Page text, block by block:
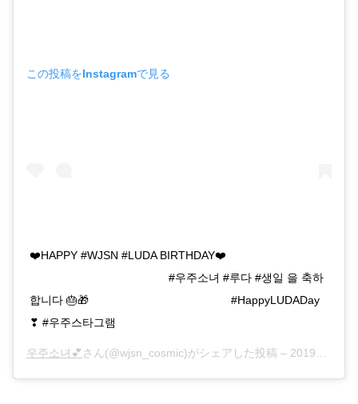
この投稿をInstagramで見る
❤️HAPPY #WJSN #LUDA BIRTHDAY❤️
⠀⠀⠀⠀⠀⠀⠀⠀⠀⠀⠀⠀⠀⠀⠀⠀⠀ #우주소녀 #루다 #생일 을 축하
합니다 🎂🎁 ⠀⠀⠀⠀⠀⠀⠀⠀⠀⠀⠀⠀⠀⠀⠀⠀⠀ #HappyLUDADay
❣ #우주스타그램
우주소녀💕 さん(@wjsn_cosmic)がシェアした投稿 – 2019年 3月月5日午前7時00分PST